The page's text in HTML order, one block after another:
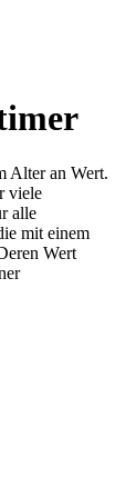
Alter an Wert.
viele
alle
mit einem
Wert